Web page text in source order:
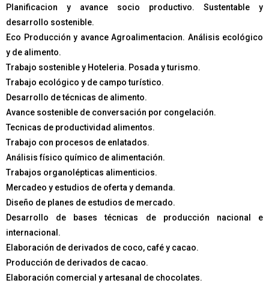
Planificacion y avance socio productivo. Sustentable y
desarrollo sostenible.
Eco Producción y avance Agroalimentacion. Análisis ecológico
y de alimento.
Trabajo sostenible y Hoteleria. Posada y turismo.
Trabajo ecológico y de campo turístico.
Desarrollo de técnicas de alimento.
Avance sostenible de conversación por congelación.
Tecnicas de productividad alimentos.
Trabajo con procesos de enlatados.
Análisis físico químico de alimentación.
Trabajos organolépticas alimenticios.
Mercadeo y estudios de oferta y demanda.
Diseño de planes de estudios de mercado.
Desarrollo de bases técnicas de producción nacional e
internacional.
Elaboración de derivados de coco, café y cacao.
Producción de derivados de cacao.
Elaboración comercial y artesanal de chocolates.